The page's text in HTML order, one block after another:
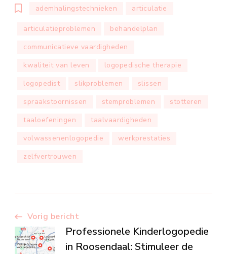
ademhalingstechnieken articulatie
articulatieproblemen
behandelplan
communicatieve vaardigheden
kwaliteit van leven
logopedische therapie
logopedist
slikproblemen
slissen
spraakstoornissen
stemproblemen
stotteren
taaloefeningen
taalvaardigheden
volwassenenlogopedie
werkprestaties
zelfvertrouwen
Berichtnavigatie
Vorig bericht
Professionele Kinderlogopedie
in Roosendaal: Stimuleer de